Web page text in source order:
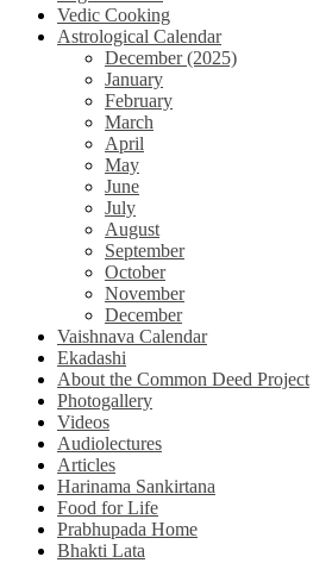
Vedic Cooking
Astrological Calendar
December (2025)
January
February
March
April
May
June
July
August
September
October
November
December
Vaishnava Calendar
Ekadashi
About the Common Deed Project
Photogallery
Videos
Audiolectures
Articles
Harinama Sankirtana
Food for Life
Prabhupada Home
Bhakti Lata